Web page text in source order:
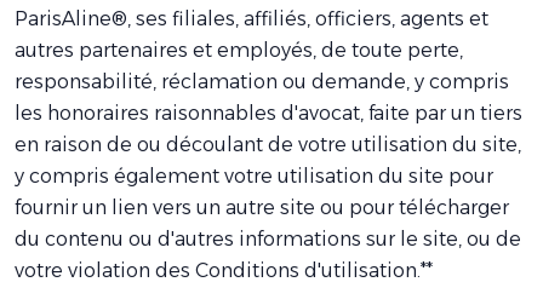
ParisAline®, ses filiales, affiliés, officiers, agents et
autres partenaires et employés, de toute perte,
responsabilité, réclamation ou demande, y compris
les honoraires raisonnables d'avocat, faite par un tiers
en raison de ou découlant de votre utilisation du site,
y compris également votre utilisation du site pour
fournir un lien vers un autre site ou pour télécharger
du contenu ou d'autres informations sur le site, ou de
votre violation des Conditions d'utilisation.**